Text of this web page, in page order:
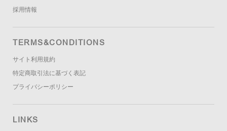
採用情報
TERMS&CONDITIONS
サイト利用規約
特定商取引法に基づく表記
プライバシーポリシー
LINKS